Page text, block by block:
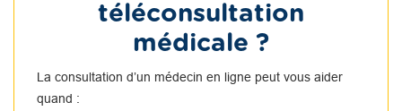
téléconsultation
médicale ?
La consultation d’un médecin en ligne peut vous aider
quand :